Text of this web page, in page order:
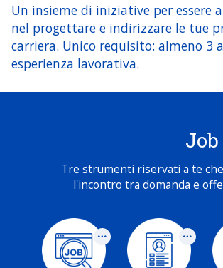
Un insieme di iniziative per essere
nel progettare e indirizzare le tue
carriera. Unico requisito: almeno 3
esperienza lavorativa.
Tre strumenti riservati a te
l'incontro tra domanda e